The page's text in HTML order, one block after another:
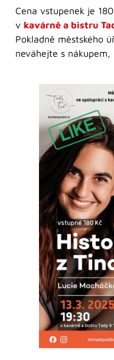
Cena vstupenek je
v kavárně a bistru
Pokladně městského
neváhejte s